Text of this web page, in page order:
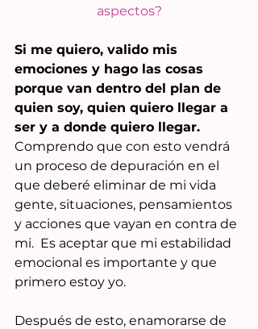
aspectos?
Si me quiero, valido mis
emociones y hago las cosas
porque van dentro del plan de
quien soy, quien quiero llegar a
ser y a donde quiero llegar.
Comprendo que con esto vendrá
un proceso de depuración en el
que deberé eliminar de mi vida
gente, situaciones, pensamientos
y acciones que vayan en contra de
mi.  Es aceptar que mi estabilidad
emocional es importante y que
primero estoy yo.
Después de esto, enamorarse de